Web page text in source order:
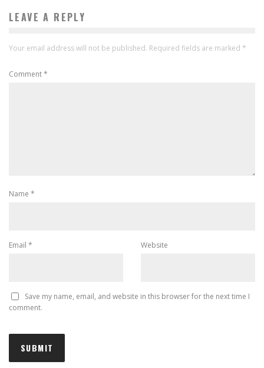
LEAVE A REPLY
Your email address will not be published. Required fields are marked *
Comment*
Name *
Email * Website
Save my name, email, and website in this browser for the next time I
comment.